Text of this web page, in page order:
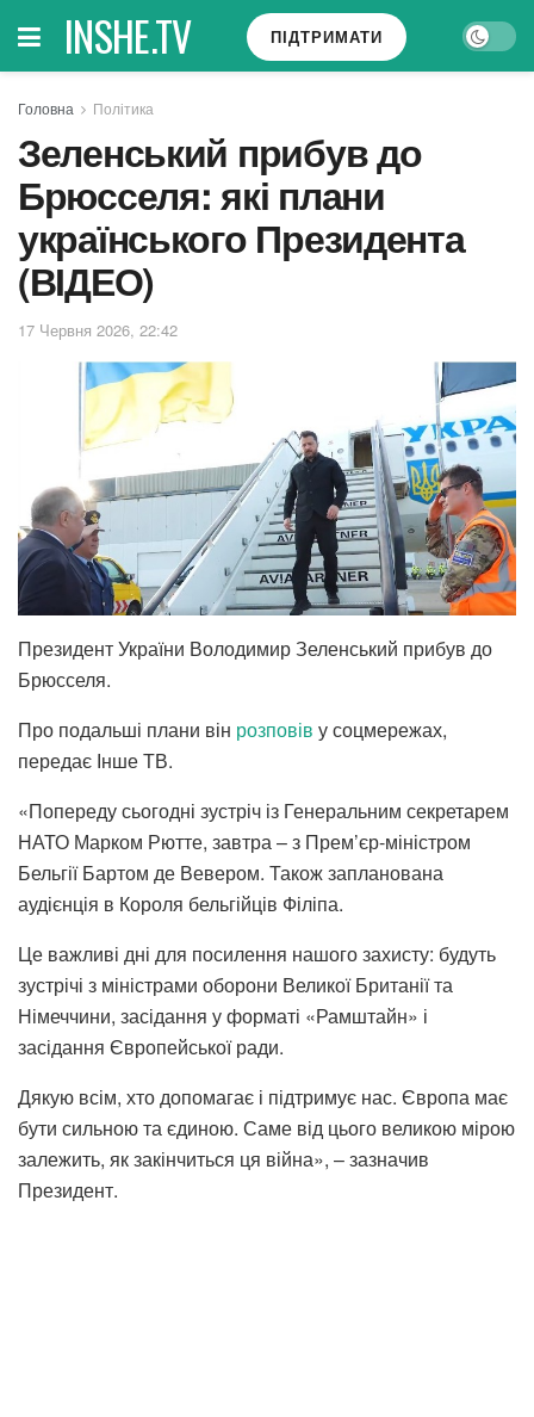
INSHE.TV ПІДТРИМАТИ
Головна Політика
Зеленський прибув до
Брюсселя: які плани
українського Президента
(ВІДЕО)
17 Червня 2026, 22:42
Президент України Володимир Зеленський прибув до
Брюсселя.
Про подальші плани він розповів у соцмережах,
передає Інше ТВ.
«Попереду сьогодні зустріч із Генеральним секретарем
НАТО Марком Рютте, завтра – з Прем’єр-міністром
Бельгії Бартом де Вевером. Також запланована
аудієнція в Короля бельгійців Філіпа.
Це важливі дні для посилення нашого захисту: будуть
зустрічі з міністрами оборони Великої Британії та
Німеччини, засідання у форматі «Рамштайн» і
засідання Європейської ради.
Дякую всім, хто допомагає і підтримує нас. Європа має
бути сильною та єдиною. Саме від цього великою мірою
залежить, як закінчиться ця війна», – зазначив
Президент.